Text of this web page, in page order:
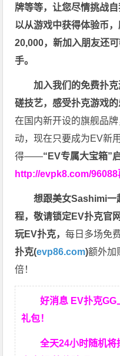
牌等等，让您尽情挑战
以从游戏中获得体验币
20,000，新加入朋友还
手。
加入我们的免费扑
磋技艺，感受扑克游戏的
在国内新开设的旗舰品
动，现在只要成为EV新
得——“EV专属大宝箱”
http://evpk8.com/96088
想跟美女Sashimi一
程，敬请锁定EV扑克官
玩EV扑克，每日多场免
扑克(evp86.com)额外加
倍！
好消息 EV扑克
礼包！
全天24小时随机